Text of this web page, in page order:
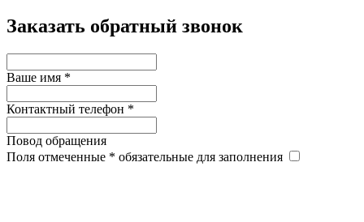
Заказать обратный звонок
Ваше имя *
Контактный телефон *
Повод обращения
Поля отмеченные * обязательные для заполнения